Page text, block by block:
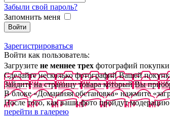
Забыли свой пароль?
Запомнить меня
Зарегистрироваться
Войти как пользователь:
Загрузите не меннее трех фотографий
Сделайте несколько фотографий Вашей
Зайдите на страницу товара который Вы
В блоке «Домашняя обстановка» нажмите
После того, как ваши фото пройдут
перейти в галерею